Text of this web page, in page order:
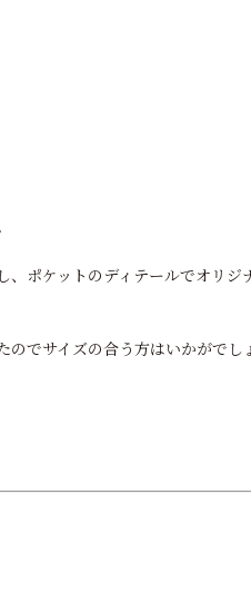
ポケットのディテールでオリ
でサイズの合う方はいかがでし